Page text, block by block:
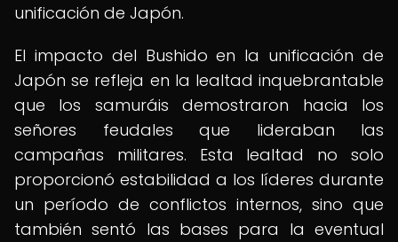
unificación de Japón.
El impacto del Bushido en la unificación de
Japón se refleja en la lealtad inquebrantable
que los samuráis demostraron hacia los
señores feudales que lideraban las
campañas militares. Esta lealtad no solo
proporcionó estabilidad a los líderes durante
un período de conflictos internos, sino que
también sentó las bases para la eventual